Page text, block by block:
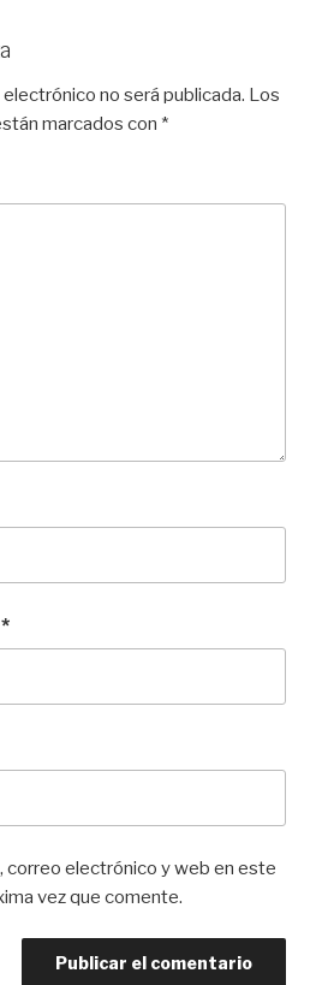
no será publicada. Los
marcados con *
*
correo electrónico y web en este
vez que comente.